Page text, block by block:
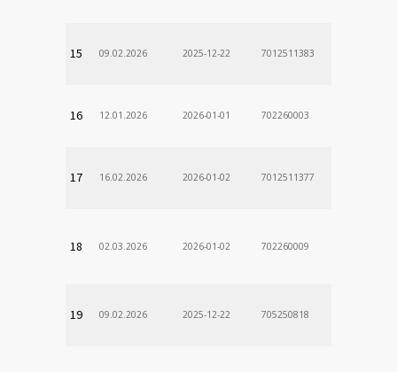
15 09.02.2026 2025-12-22 7012511383
16 12.01.2026 2026-01-01 702260003
17 16.02.2026 2026-01-02 7012511377
18 02.03.2026 2026-01-02 702260009
19 09.02.2026 2025-12-22 705250818